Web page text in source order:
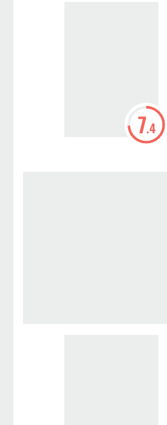
7.4